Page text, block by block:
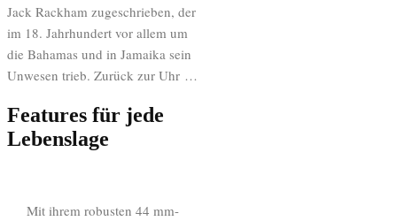
Jack Rackham zugeschrieben, der
im 18. Jahrhundert vor allem um
die Bahamas und in Jamaika sein
Unwesen trieb. Zurück zur Uhr …
Features für jede
Lebenslage
Mit ihrem robusten 44 mm-